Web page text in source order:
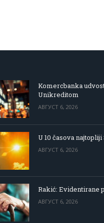
Komercbanka
Unikreditom
АВГУСТ 6, 2026
U 10 časova
АВГУСТ 6, 2026
Rakić: Evidentirane
АВГУСТ 6, 2026